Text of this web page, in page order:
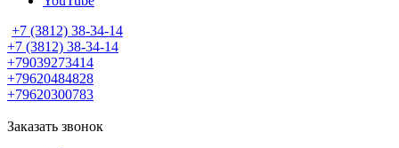
+7 (3812) 38-34-14
+7 (3812) 38-34-14
+79039273414
+79620484828
+79620300783
Заказать звонок